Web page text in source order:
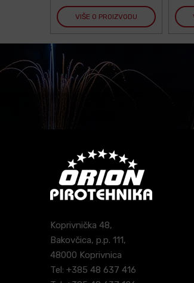
VIŠE O PROIZVODU
Koprivnička 48,
Bakovčica, p.p. 111,
48000 Koprivnica
Tel: +385 48 637 416